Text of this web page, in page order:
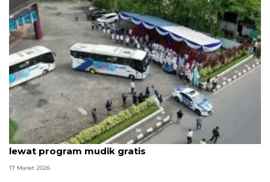
PTPN IV PalmCo berangkatkan 1.160 pemudik
lewat program mudik gratis
17 Maret 2026